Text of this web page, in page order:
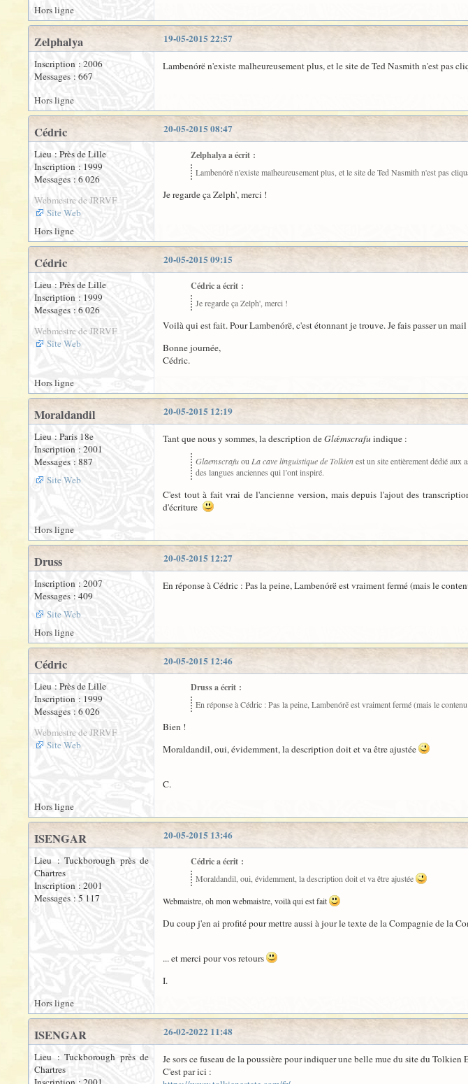
Hors ligne
19-05-2015 22:57
Zelphalya
Inscription : 2006
Messages : 667
Lambenórë n'existe malheureusement plus, et le site de Ted Nasmith n'est pas
Hors ligne
20-05-2015 08:47
Cédric
Lieu : Près de Lille
Inscription : 1999
Messages : 6 026
Webmestre de JRRVF
Site Web
Zelphalya a écrit :
Lambenórë n'existe malheureusement plus, et le site de Ted Nasmith n'est pas
Je regarde ça Zelph', merci !
Hors ligne
20-05-2015 09:15
Cédric
Lieu : Près de Lille
Inscription : 1999
Messages : 6 026
Webmestre de JRRVF
Site Web
Cédric a écrit :
Je regarde ça Zelph', merci !
Voilà qui est fait. Pour Lambenórë, c'est étonnant je trouve. Je fais passer un
Bonne journée,
Cédric.
Hors ligne
20-05-2015 12:19
Moraldandil
Lieu : Paris 18e
Inscription : 2001
Messages : 887
Site Web
Tant que nous y sommes, la description deGlǽmscrafu indique :
Glaemscrafuou La cave linguistique de Tolkienest un site entièrement dédié aux
des langues anciennes qui l’ont inspiré.
C'est tout à fait vrai de l'ancienne version, mais depuis l'ajout des
d'écriture
Hors ligne
20-05-2015 12:27
Druss
Inscription : 2007
Messages : 409
Site Web
En réponse à Cédric : Pas la peine, Lambenórë est vraiment fermé (mais le
Hors ligne
20-05-2015 12:46
Cédric
Lieu : Près de Lille
Inscription : 1999
Messages : 6 026
Webmestre de JRRVF
Site Web
Druss a écrit :
En réponse à Cédric : Pas la peine, Lambenórë est vraiment fermé (mais le
Bien !
Moraldandil, oui, évidemment, la description doit et va être ajustée
C.
Hors ligne
20-05-2015 13:46
ISENGAR
Lieu : Tuckborough près de
Chartres
Inscription : 2001
Messages : 5 117
Cédric a écrit :
Moraldandil, oui, évidemment, la description doit et va être ajustée
Webmaistre, oh mon webmaistre, voilà qui est fait
Du coup j'en ai profité pour mettre aussi à jour le texte de la Compagnie de la
... et merci pour vos retours
I.
Hors ligne
26-02-2022 11:48
ISENGAR
Lieu : Tuckborough près de
Chartres
Je sors ce fuseau de la poussière pour indiquer une belle mue du site du
C'est par ici :